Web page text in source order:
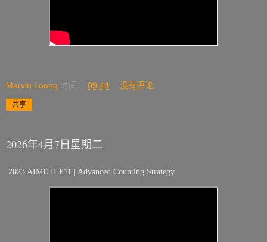
Marvin Loong 时间： 09:44 没有评论:
共享
2026年4月7日星期二
2023 AIME II P11 | Advanced Counting Strategy